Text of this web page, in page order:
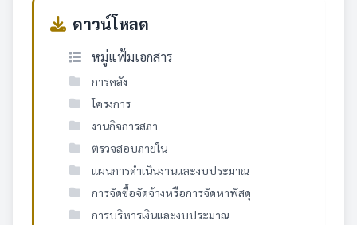
ดาวน์โหลด
หมู่แฟ้มเอกสาร
การคลัง
โครงการ
งานกิจการสภา
ตรวจสอบภายใน
แผนการดำเนินงานและงบประมาณ
การจัดซื้อจัดจ้างหรือการจัดหาพัสดุ
การบริหารเงินและงบประมาณ